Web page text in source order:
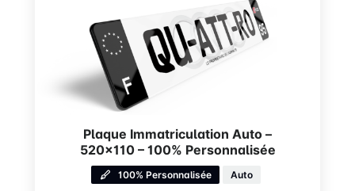
Plaque Immatriculation Auto –
520×110 – 100% Personnalisée
100% Personnalisée Auto